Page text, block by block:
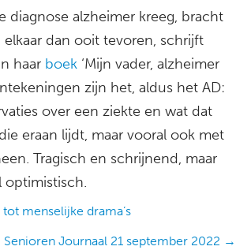
diagnose alzheimer kreeg, bracht
dan ooit tevoren, schrijft
haar boek ‘Mijn vader, alzheimer
zijn het, aldus het AD:
over een ziekte en wat dat
eraan lijdt, maar vooral ook met
Tragisch en schrijnend, maar
optimistisch.
menselijke drama’s
Senioren Journaal 21 september 2022 →